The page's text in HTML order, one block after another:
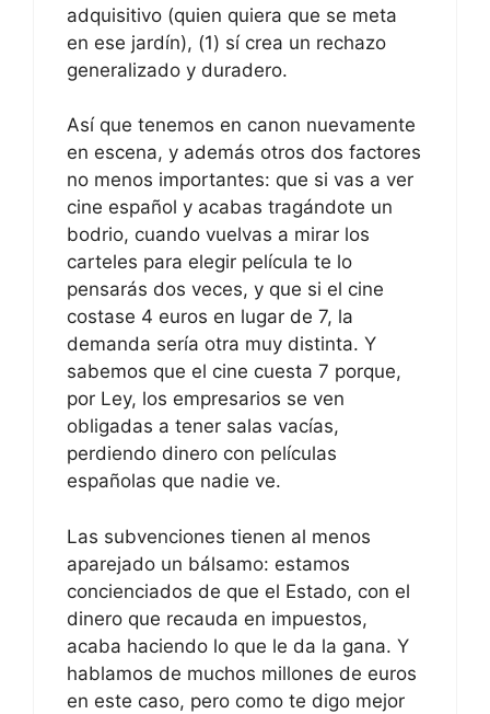
adquisitivo (quien quiera que se meta
en ese jardín), (1) sí crea un rechazo
generalizado y duradero.
Así que tenemos en canon nuevamente
en escena, y además otros dos factores
no menos importantes: que si vas a ver
cine español y acabas tragándote un
bodrio, cuando vuelvas a mirar los
carteles para elegir película te lo
pensarás dos veces, y que si el cine
costase 4 euros en lugar de 7, la
demanda sería otra muy distinta. Y
sabemos que el cine cuesta 7 porque,
por Ley, los empresarios se ven
obligadas a tener salas vacías,
perdiendo dinero con películas
españolas que nadie ve.
Las subvenciones tienen al menos
aparejado un bálsamo: estamos
concienciados de que el Estado, con el
dinero que recauda en impuestos,
acaba haciendo lo que le da la gana. Y
hablamos de muchos millones de euros
en este caso, pero como te digo mejor